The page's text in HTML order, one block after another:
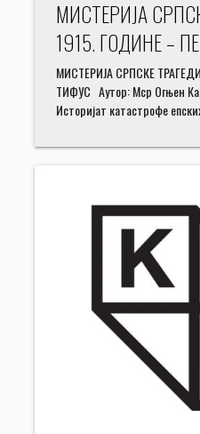
МИСТЕРИЈА
1915. ГОДИНЕ –
МИСТЕРИЈА СРПСКЕ
ТИФУС Аутор: Мср Огњен
Историјат катастрофе